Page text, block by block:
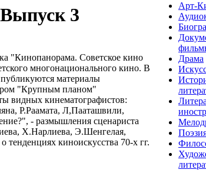
3
"Кинопанорама. Советское кино
многонационального кино. В
материалы
"Крупным планом"
видных кинематографистов:
Р.Раамата, Л,Пааташвили,
- размышления сценариста
Х.Нарлиева, Э.Шенгелая,
тенденциях киноискусства 70-х гг.
Арт-
Драма